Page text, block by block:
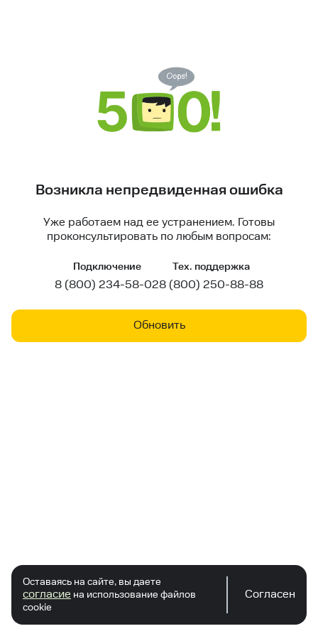
Возникла непредвиденная ошибка
Уже работаем над ее устранением. Готовы
проконсультировать по любым вопросам:
Подключение
8 (800) 234-58-02
Тех. поддержка
8 (800) 250-88-88
Обновить
Оставаясь на сайте, вы даете
согласие на использование файлов
cookie
Согласен